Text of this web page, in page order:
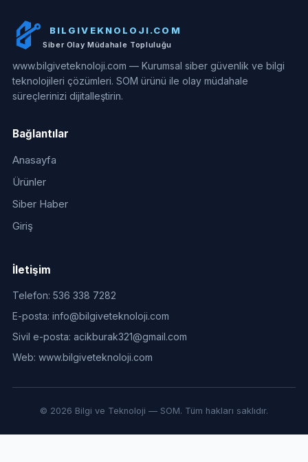
BILGIVEKNOLOJI.COM
Siber Olay Müdahale Topluluğu
www.bilgiveteknoloji.com — Kurumsal siber güvenlik ve bilgi
teknolojileri çözümleri. SOM ürünü ile olay müdahale
süreçlerinizi dijitalleştirin.
Bağlantılar
Anasayfa
Ürünler
Siber Haber
Giriş
İletişim
Telefon: 536 338 7282
E-posta: info@bilgiveteknoloji.com
Sivil e-posta: acikburak321@gmail.com
Web: www.bilgiveteknoloji.com
© 2026 Bilgi ve Teknoloji — SOM. Tüm hakları saklıdır.